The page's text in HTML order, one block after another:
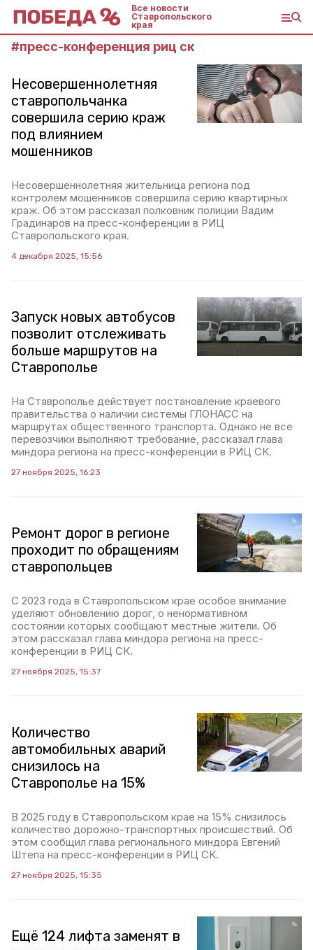
Все новости
Ставропольского
края
#пресс-конференция риц ск
Несовершеннолетняя
ставропольчанка
совершила серию краж
под влиянием
мошенников
Несовершеннолетняя жительница региона под
контролем мошенников совершила серию квартирных
краж. Об этом рассказал полковник полиции Вадим
Градинаров на пресс-конференции в РИЦ
Ставропольского края.
4 декабря 2025, 15:56
Запуск новых автобусов
позволит отслеживать
больше маршрутов на
Ставрополье
На Ставрополье действует постановление краевого
правительства о наличии системы ГЛОНАСС на
маршрутах общественного транспорта. Однако не все
перевозчики выполняют требование, рассказал глава
миндора региона на пресс-конференции в РИЦ СК.
27 ноября 2025, 16:23
Ремонт дорог в регионе
проходит по обращениям
ставропольцев
С 2023 года в Ставропольском крае особое внимание
уделяют обновлению дорог, о ненормативном
состоянии которых сообщают местные жители. Об
этом рассказал глава миндора региона на пресс-
конференции в РИЦ СК.
27 ноября 2025, 15:37
Количество
автомобильных аварий
снизилось на
Ставрополье на 15%
В 2025 году в Ставропольском крае на 15% снизилось
количество дорожно-транспортных происшествий. Об
этом сообщил глава регионального миндора Евгений
Штепа на пресс-конференции в РИЦ СК.
27 ноября 2025, 15:35
Ещё 124 лифта заменят в